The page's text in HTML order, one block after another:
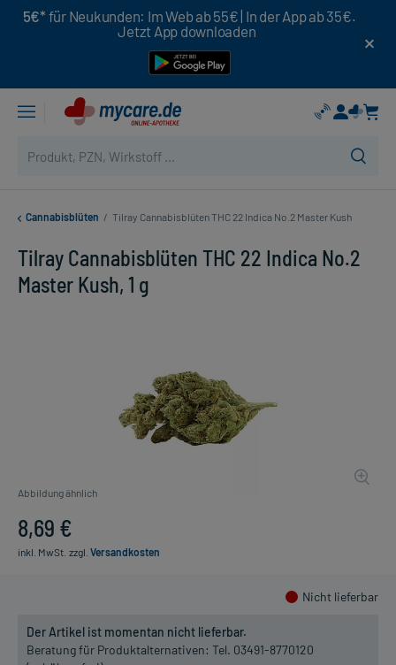
5€* für Neukunden: Im Web ab 55€ | In der App ab 35€.
Jetzt App downloaden
Cannabisblüten / Tilray Cannabisblüten THC 22 Indica No.2 Master Kush
Tilray Cannabisblüten THC 22 Indica No.2
Master Kush, 1 g
Abbildung ähnlich
8,69 €
inkl. MwSt. zzgl. Versandkosten
Nicht lieferbar
Der Artikel ist momentan nicht lieferbar.
Beratung für Produktalternativen: Tel. 03491-8770120